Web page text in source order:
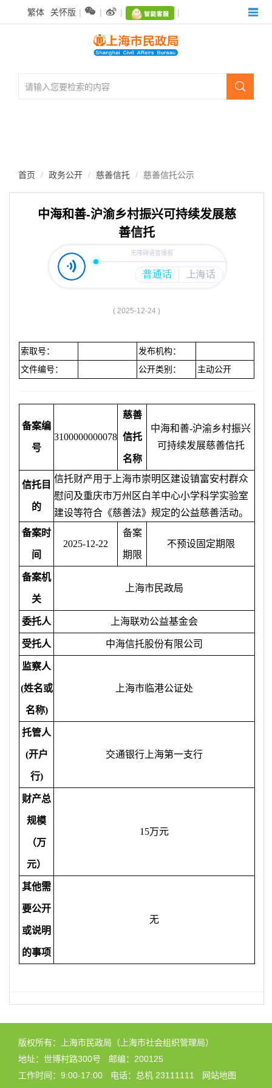
繁体 |
关怀版 |  |  |

首页 政务公开 慈善信托 慈善信托公示
中海和善-沪渝乡村振兴可持续发展慈
善信托
( 2025-12-24 )
索取号：
发布机构：
文件编号：
公开类别： 主动公开
备案编
号
3100000000078
慈善
信托
名称
中海和善-沪渝乡村振兴
可持续发展慈善信托
信托目
的
信托财产用于上海市崇明区建设镇富安村群众
慰问及重庆市万州区白羊中心小学科学实验室
建设等符合《慈善法》规定的公益慈善活动。
备案时
间
2025-12-22
备案
期限
不预设固定期限
备案机
关
上海市民政局
委托人 上海联劝公益基金会
受托人 中海信托股份有限公司
监察人
(姓名或
名称)
上海市临港公证处
托管人
(开户
行)
交通银行上海第一支行
财产总
规模
（万
元）
15万元
其他需
要公开
或说明
的事项
无
版权所有：上海市民政局（上海市社会组织管理局）
地址：世博村路300号
邮编：200125
工作时间：9:00-17:00
电话：总机 23111111 网站地图